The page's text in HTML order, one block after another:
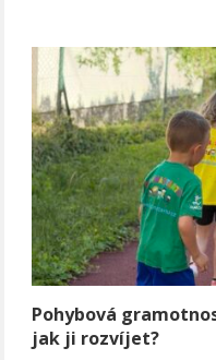
Pohybová
jak ji rozvíjet?